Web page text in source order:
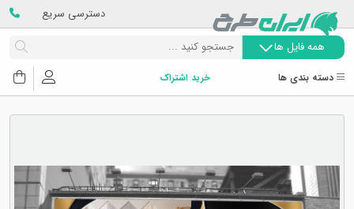
دسترسی سریع
همه فایل ها
دسته بندی ها خرید اشتراک